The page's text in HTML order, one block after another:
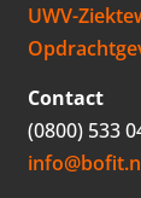
UWV-
Contact
(0800) 533